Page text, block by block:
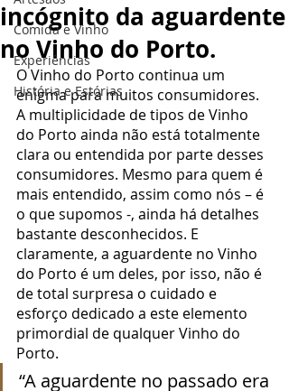
Comida e Vinho
Experiências
História e Estórias
incógnito da aguardente
no Vinho do Porto.
O Vinho do Porto continua um
enigma para muitos consumidores.
A multiplicidade de tipos de Vinho
do Porto ainda não está totalmente
clara ou entendida por parte desses
consumidores. Mesmo para quem é
mais entendido, assim como nós – é
o que supomos -, ainda há detalhes
bastante desconhecidos. E
claramente, a aguardente no Vinho
do Porto é um deles, por isso, não é
de total surpresa o cuidado e
esforço dedicado a este elemento
primordial de qualquer Vinho do
Porto.
“A aguardente no passado era